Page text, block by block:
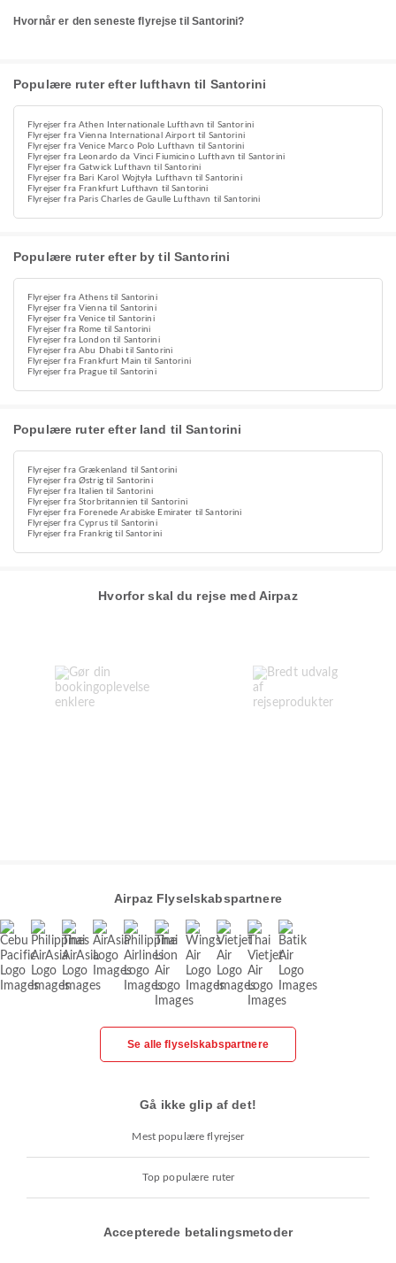
Hvornår er den seneste flyrejse til Santorini?
Populære ruter efter lufthavn til Santorini
Flyrejser fra Athen Internationale Lufthavn til Santorini
Flyrejser fra Vienna International Airport til Santorini
Flyrejser fra Venice Marco Polo Lufthavn til Santorini
Flyrejser fra Leonardo da Vinci Fiumicino Lufthavn til Santorini
Flyrejser fra Gatwick Lufthavn til Santorini
Flyrejser fra Bari Karol Wojtyła Lufthavn til Santorini
Flyrejser fra Frankfurt Lufthavn til Santorini
Flyrejser fra Paris Charles de Gaulle Lufthavn til Santorini
Populære ruter efter by til Santorini
Flyrejser fra Athens til Santorini
Flyrejser fra Vienna til Santorini
Flyrejser fra Venice til Santorini
Flyrejser fra Rome til Santorini
Flyrejser fra London til Santorini
Flyrejser fra Abu Dhabi til Santorini
Flyrejser fra Frankfurt Main til Santorini
Flyrejser fra Prague til Santorini
Populære ruter efter land til Santorini
Flyrejser fra Grækenland til Santorini
Flyrejser fra Østrig til Santorini
Flyrejser fra Italien til Santorini
Flyrejser fra Storbritannien til Santorini
Flyrejser fra Forenede Arabiske Emirater til Santorini
Flyrejser fra Cyprus til Santorini
Flyrejser fra Frankrig til Santorini
Hvorfor skal du rejse med Airpaz
Airpaz Flyselskabspartnere
Se alle flyselskabspartnere
Gå ikke glip af det!
Mest populære flyrejser
Top populære ruter
Accepterede betalingsmetoder